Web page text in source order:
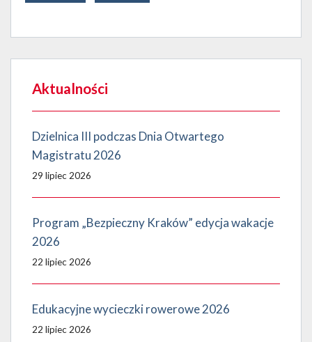
Aktualności
Dzielnica III podczas Dnia Otwartego
Magistratu 2026
29 lipiec 2026
Program „Bezpieczny Kraków” edycja wakacje
2026
22 lipiec 2026
Edukacyjne wycieczki rowerowe 2026
22 lipiec 2026